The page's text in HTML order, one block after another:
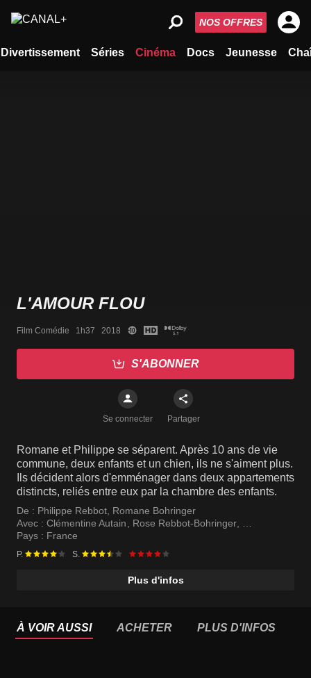
Divertissement Séries Cinéma Docs Jeunesse
NOS OFFRES
L'AMOUR FLOU
Film Comédie   1h37   2018
S'ABONNER
Se connecter Partager
Romane et Philippe se séparent. Après 10 ans de vie
commune, deux enfants et un chien, ils ne s'aiment plus.
Ils décident alors d'emménager dans deux appartements
distincts, reliés entre eux par la chambre des enfants.
De : Philippe Rebbot Romane Bohringer
Avec : Clémentine Autain Rose Rebbot-Bohringer
Raoul Rebbot-Bohringer
Pays : France
P. S.
Plus d'infos
À VOIR AUSSI ACHETER PLUS D'INFOS